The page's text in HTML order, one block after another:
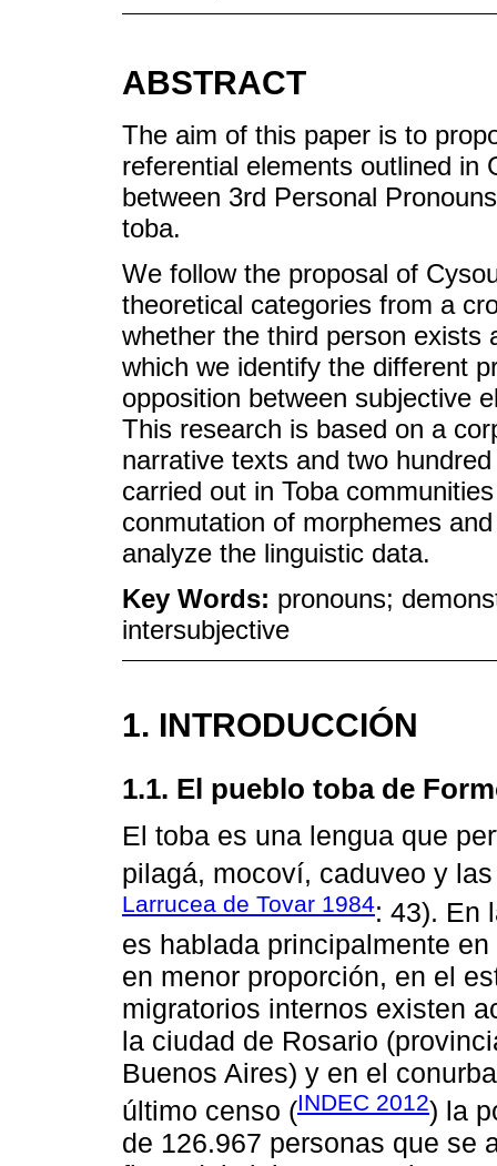
ABSTRACT
The aim of this paper is to
referential elements outlined in
between 3rd Personal
toba.
We follow the proposal of
theoretical categories from a
whether the third person exists
which we identify the different
opposition between subjective
This research is based on a
narrative texts and two
carried out in Toba
conmutation of morphemes
analyze the linguistic data.
Key Words: pronouns;
intersubjective
1. INTRODUCCIÓN
1.1. El pueblo toba de
El toba es una lengua que
pilagá, mocoví, caduveo y
Larrucea de Tovar 1984: 43). En
es hablada principalmente
en menor proporción, en el
migratorios internos existen
la ciudad de Rosario
Buenos Aires) y en el
último censo (INDEC 2012) la
de 126.967 personas que se